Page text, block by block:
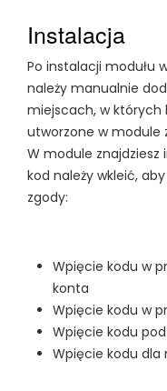
Instalacja
Po instalacji modułu
należy manualnie
miejscach, w których
utworzone w module
W module znajdziesz
kod należy wkleić,
zgody:
Wpięcie kodu w
konta
Wpięcie kodu w
Wpięcie kodu
Wpięcie kodu dla